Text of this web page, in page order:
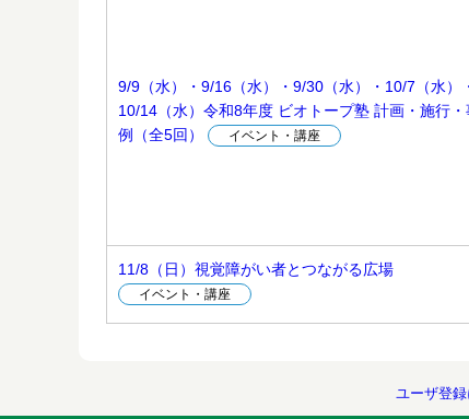
9/9（水）・9/16（水）・9/30（水）・10/7（水）
10/14（水）令和8年度 ビオトープ塾 計画・施行・
例（全5回）
イベント・講座
11/8（日）視覚障がい者とつながる広場
イベント・講座
ユーザ登